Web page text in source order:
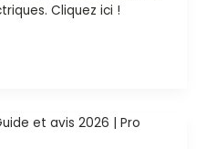
Cliquez ici !